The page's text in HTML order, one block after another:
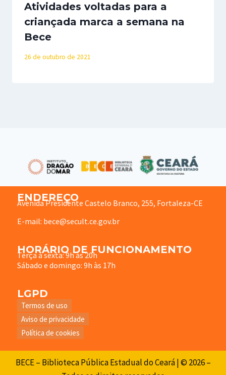
Atividades voltadas para a
criançada marca a semana na
Bece
26 de outubro de 2021
ENDEREÇO
Avenida Presidente Castelo Branco, 255, Fortaleza-CE
E-mail: bece@secult.ce.gov.br
HORÁRIO DE FUNCIONAMENTO
Terça à sexta: 9h às 20h
Sábado e domingo: 9h às 17h
LGPD
Termos de uso
Aviso de privacidade
Política de cookies
BECE – Biblioteca Pública Estadual do Ceará | © 2026 –